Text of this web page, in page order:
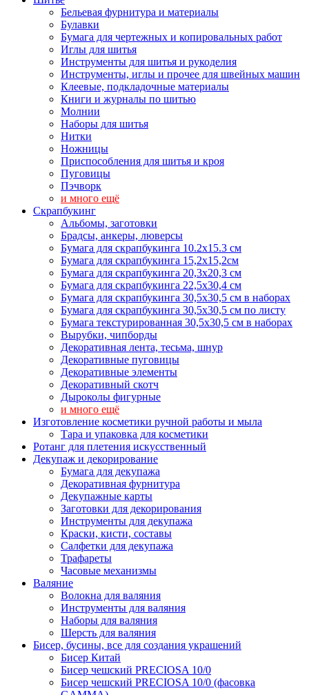
Бельевая фурнитура и материалы
Булавки
Бумага для чертежных и копировальных работ
Иглы для шитья
Инструменты для шитья и рукоделия
Инструменты, иглы и прочее для швейных машин
Клеевые, подкладочные материалы
Книги и журналы по шитью
Молнии
Наборы для шитья
Нитки
Ножницы
Приспособления для шитья и кроя
Пуговицы
Пэчворк
и много ещё
Скрапбукинг
Альбомы, заготовки
Брадсы, анкеры, люверсы
Бумага для скрапбукинга 10.2х15.3 см
Бумага для скрапбукинга 15,2х15,2см
Бумага для скрапбукинга 20,3х20,3 см
Бумага для скрапбукинга 22,5х30,4 см
Бумага для скрапбукинга 30,5х30,5 см в наборах
Бумага для скрапбукинга 30,5х30,5 см по листу
Бумага текстурированная 30,5х30,5 см в наборах
Вырубки, чипборды
Декоративная лента, тесьма, шнур
Декоративные пуговицы
Декоративные элементы
Декоративный скотч
Дыроколы фигурные
и много ещё
Изготовление косметики ручной работы и мыла
Тара и упаковка для косметики
Ротанг для плетения искусственный
Декупаж и декорирование
Бумага для декупажа
Декоративная фурнитура
Декупажные карты
Заготовки для декорирования
Инструменты для декупажа
Краски, кисти, составы
Салфетки для декупажа
Трафареты
Часовые механизмы
Валяние
Волокна для валяния
Инструменты для валяния
Наборы для валяния
Шерсть для валяния
Бисер, бусины, все для создания украшений
Бисер Китай
Бисер чешский PRECIOSA 10/0
Бисер чешский PRECIOSA 10/0 (фасовка